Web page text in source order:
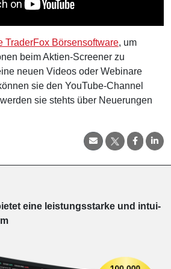
TraderFox Börsensoftware, um
beim Aktien-Screener zu
neuen Videos oder Webinare
sie den YouTube-Channel
sie stehts über Neuerungen
eine leis­tungs­star­ke und in­tui­